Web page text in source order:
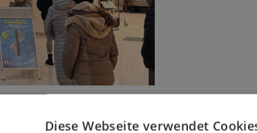
Leaflet © OpenStreetMap contributors
Diese Webseite verwendet